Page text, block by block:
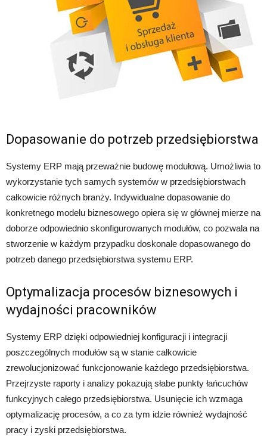
Dopasowanie do potrzeb przedsiębiorstwa
Systemy ERP mają przeważnie budowę modułową. Umożliwia to
wykorzystanie tych samych systemów w przedsiębiorstwach
całkowicie różnych branży. Indywidualne dopasowanie do
konkretnego modelu biznesowego opiera się w głównej mierze na
doborze odpowiednio skonfigurowanych modułów, co pozwala na
stworzenie w każdym przypadku doskonale dopasowanego do
potrzeb danego przedsiębiorstwa systemu ERP.
Optymalizacja procesów biznesowych i
wydajności pracowników
Systemy ERP dzięki odpowiedniej konfiguracji i integracji
poszczególnych modułów są w stanie całkowicie
zrewolucjonizować funkcjonowanie każdego przedsiębiorstwa.
Przejrzyste raporty i analizy pokazują słabe punkty łańcuchów
funkcyjnych całego przedsiębiorstwa. Usunięcie ich wzmaga
optymalizację procesów, a co za tym idzie również wydajność
pracy i zyski przedsiębiorstwa.